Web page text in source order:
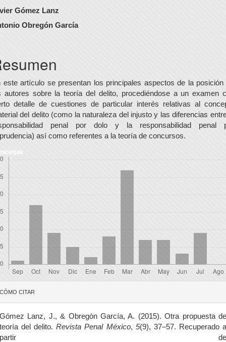
Gómez Lanz
Obregón García
este artículo se presentan los principales aspectos de la posición
autores sobre la teoría del delito, procediéndose a un examen
detalle de cuestiones de particular interés relativas al
del delito (como la naturaleza del injusto y las diferencias
penal por dolo y la responsabilidad penal
así como referentes a la teoría de concursos.
CÓMO CITAR
Gómez Lanz, J., & Obregón García, A. (2015). Otra propuesta de
teoría del delito.Revista Penal México, 5(9), 37–57. Recuperado
partir de